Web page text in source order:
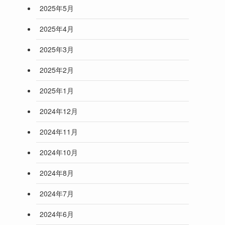
2025年5月
2025年4月
2025年3月
2025年2月
2025年1月
2024年12月
2024年11月
2024年10月
2024年8月
2024年7月
2024年6月